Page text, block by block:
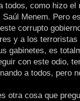
todos, como hizo el
Menem. Pero
corrupto
y a los terroristas
gabinetes, es
con este odio,
a todos, pero
otra cosa que